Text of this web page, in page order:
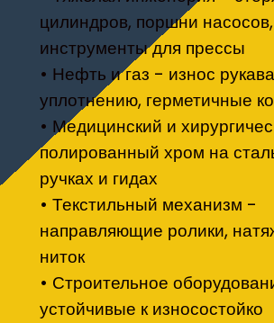
цилиндров, поршни насосов,
инструменты для прессы
• Нефть и газ - износ
уплотнению, герметичные
• Медицинский и
полированный хром на
ручках и гидах
• Текстильный механизм -
направляющие ролики,
ниток
• Строительное
устойчивые к износостойко